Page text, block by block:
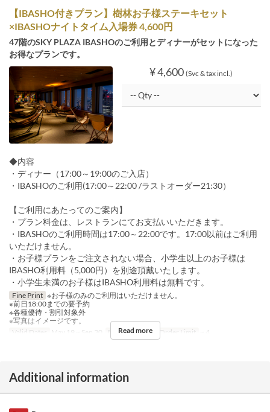
【IBASHO付きプラン】樹林お子様ステーキセット
×IBASHOナイトタイム入場券 4,600円
47階のSKY PLAZA IBASHOのご利用とディナーがセットになった
お得なプランです。
¥ 4,600 (Svc & tax incl.)
◆内容
・ディナー（17:00～19:00のご入店）
・IBASHOのご利用(17:00～22:00 /ラストオーダー21:30）
【ご利用にあたってのご案内】
・プラン料金は、レストランにてお支払いいただきます。
・IBASHOのご利用時間は17:00～22:00です。17:00以前はご利用
いただけません。
・お子様プランをご注文されない場合、小学生以上のお子様は
IBASHO利用料（5,000円）を別途頂戴いたします。
・小学生未満のお子様はIBASHO利用料は無料です。
Fine Print ※お子様のみのご利用はいただけません。
※前日18:00までの要予約
※各種優待・割引対象外
※写真はイメージです。
Valid Dates
May 19 ~ Sep 30 Meals Dinner Order Limit ~ 4
Read more
Additional information